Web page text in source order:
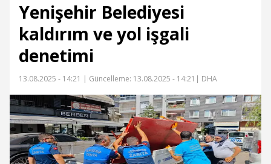
Yenişehir Belediyesi
kaldırım ve yol işgali
denetimi
13.08.2025 - 14:21 | Güncelleme: 13.08.2025 - 14:21 | DHA